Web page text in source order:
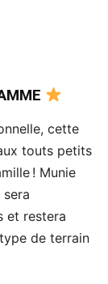
cette
touts petits
! Munie
et restera
de terrain